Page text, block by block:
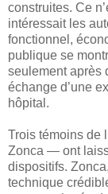
construites. Ce
intéressait les
fonctionnel,
publique se
seulement après
échange d’une
hôpital.
Trois témoins de
Zonca — ont
dispositifs.
technique